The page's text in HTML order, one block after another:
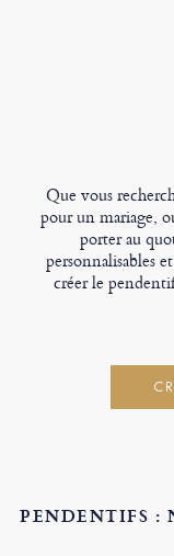
Que vous
pour un mariage,
porter au
personnalisables
créer le
PENDENTIFS :